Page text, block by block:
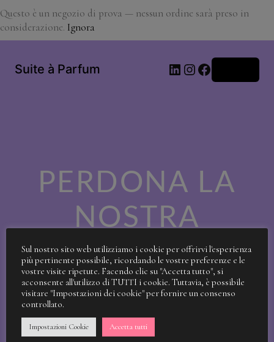
Questo è un negozio di prova — nessun ordine sarà preso in
considerazione. Ignora
Suite à Parfum LinkedIn
Instagram
Facebook
PERDONA LA
NOSTRA
SPORCIZIA!
STIAMO
LAVORANDO A
Sul nostro sito web utilizziamo i cookie per offrirvi l'esperienza
più pertinente possibile, ricordando le vostre preferenze e le
vostre visite ripetute. Facendo clic su "Accetta tutto", si
acconsente all'utilizzo di TUTTI i cookie. Tuttavia, è possibile
visitare "Impostazioni dei cookie" per fornire un consenso
controllato.
Impostazioni Cookie Accetta tutti